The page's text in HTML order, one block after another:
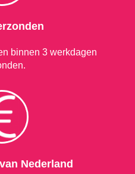
binnen 3 werkdagen
Nederland